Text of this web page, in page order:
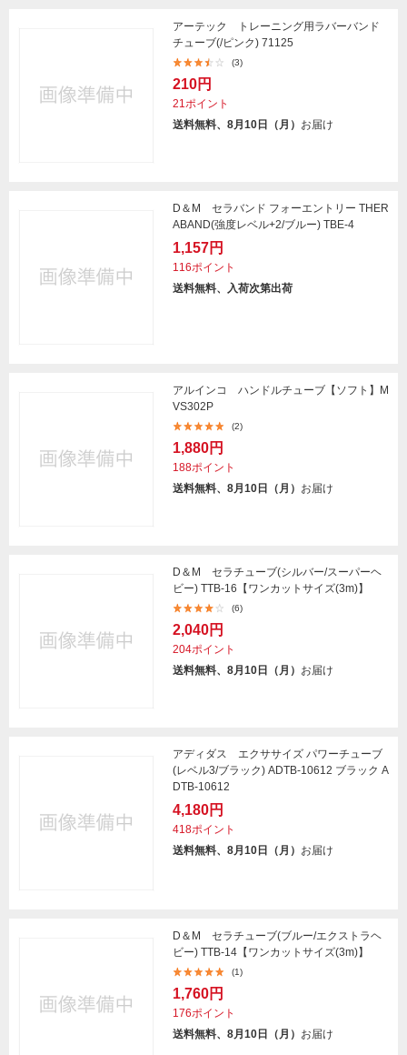
アーテック トレーニング用ラバーバンド
チューブ(/ピンク) 71125
(3)
210円
21ポイント
送料無料、8月10日（月） お届け
D＆M セラバンド フォーエントリー THER
ABAND(強度レベル+2/ブルー) TBE-4
1,157円
116ポイント
送料無料、入荷次第出荷
アルインコ ハンドルチューブ【ソフト】M
VS302P
(2)
1,880円
188ポイント
送料無料、8月10日（月） お届け
D＆M セラチューブ(シルバー/スーパーヘ
ビー) TTB-16【ワンカットサイズ(3m)】
(6)
2,040円
204ポイント
送料無料、8月10日（月） お届け
アディダス エクササイズ パワーチューブ
(レベル3/ブラック) ADTB-10612 ブラック A
DTB-10612
4,180円
418ポイント
送料無料、8月10日（月） お届け
D＆M セラチューブ(ブルー/エクストラヘ
ビー) TTB-14【ワンカットサイズ(3m)】
(1)
1,760円
176ポイント
送料無料、8月10日（月） お届け